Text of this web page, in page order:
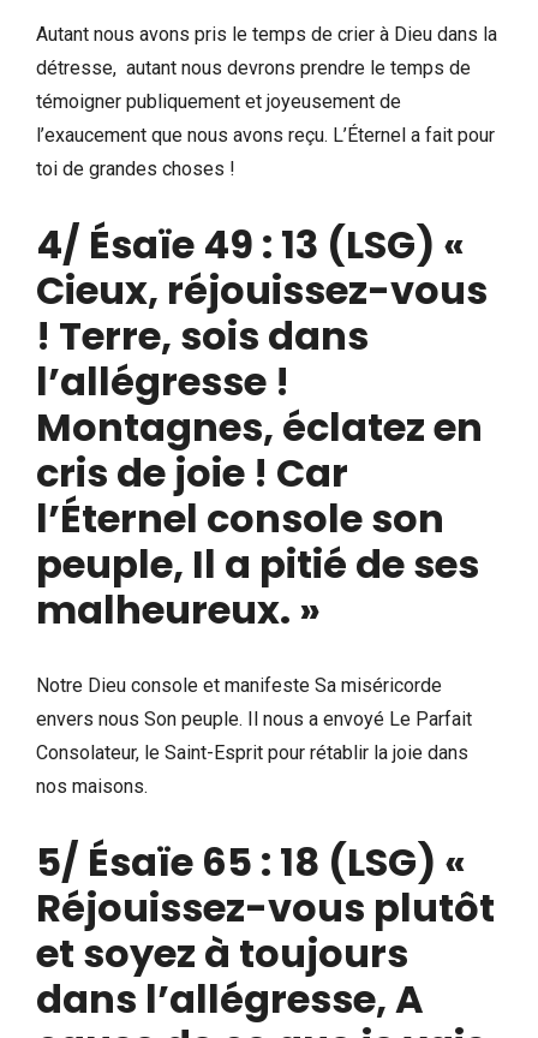
Autant nous avons pris le temps de crier à Dieu dans la
détresse, autant nous devrons prendre le temps de
témoigner publiquement et joyeusement de
l’exaucement que nous avons reçu. L’Éternel a fait pour
toi de grandes choses !
4/ Ésaïe 49 : 13 (LSG) «
Cieux, réjouissez-vous
! Terre, sois dans
l’allégresse !
Montagnes, éclatez en
cris de joie ! Car
l’Éternel console son
peuple, Il a pitié de ses
malheureux. »
Notre Dieu console et manifeste Sa miséricorde
envers nous Son peuple. Il nous a envoyé Le Parfait
Consolateur, le Saint-Esprit pour rétablir la joie dans
nos maisons.
5/ Ésaïe 65 : 18 (LSG) «
Réjouissez-vous plutôt
et soyez à toujours
dans l’allégresse, A